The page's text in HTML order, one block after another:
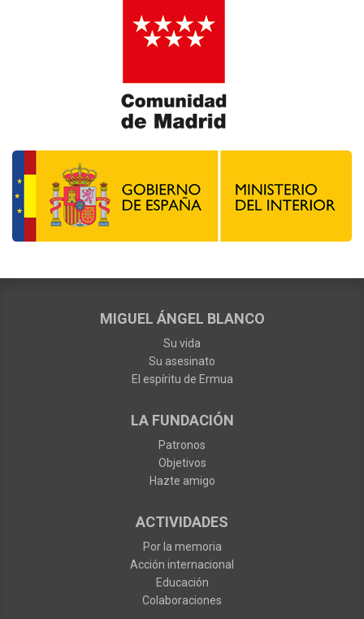
MIGUEL ÁNGEL BLANCO
Su vida
Su asesinato
El espíritu de Ermua
LA FUNDACIÓN
Patronos
Objetivos
Hazte amigo
ACTIVIDADES
Por la memoria
Acción internacional
Educación
Colaboraciones